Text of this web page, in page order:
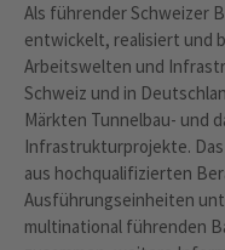
Als führender Schweizer
entwickelt, realisiert und
Arbeitswelten und
Schweiz und in
Märkten Tunnelbau- und
Infrastrukturprojekte.
aus hochqualifizierten
Ausführungseinheiten
multinational führenden